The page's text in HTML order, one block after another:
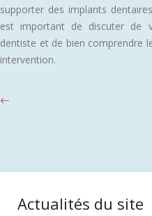
supporter des implants
est important de discuter de
dentiste et de bien comprendre
intervention.
Actualités du site